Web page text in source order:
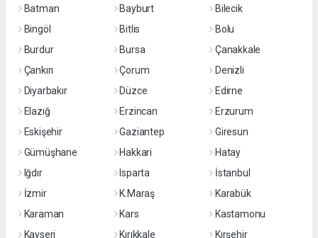
Batman
Bayburt
Bilecik
Bingöl
Bitlis
Bolu
Burdur
Bursa
Çanakkale
Çankırı
Çorum
Denizli
Diyarbakır
Düzce
Edirne
Elazığ
Erzincan
Erzurum
Eskişehir
Gaziantep
Giresun
Gümüşhane
Hakkari
Hatay
Iğdır
Isparta
İstanbul
İzmir
K.Maraş
Karabük
Karaman
Kars
Kastamonu
Kayseri
Kırıkkale
Kırşehir